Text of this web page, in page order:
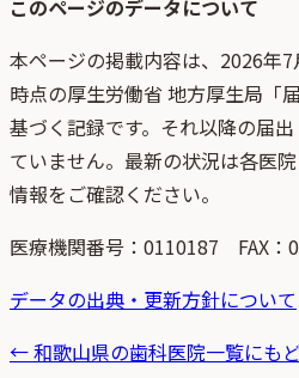
このページのデータについて
本ページの掲載内容は、 2026年7
時点の厚生労働省 地方厚生局「
基づく記録です。それ以降の届
ていません。最新の状況は各医
情報をご確認ください。
医療機関番号： 0110187 FAX：
データの出典・更新方針について
←和歌山県の歯科医院一覧にも